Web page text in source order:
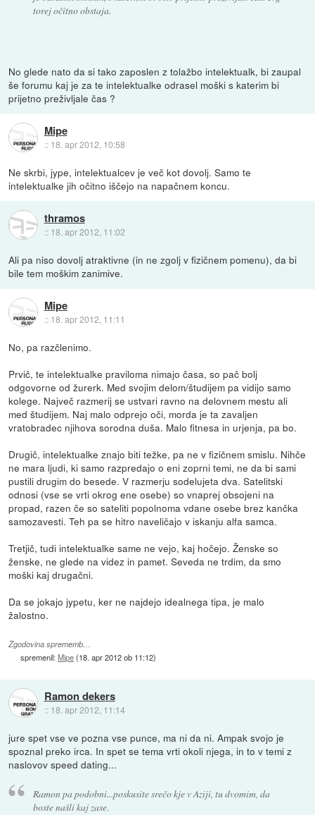
torej očitno obstaja.
No glede nato da si tako zaposlen z tolažbo intelektualk, bi zaupal
še forumu kaj je za te intelektualke odrasel moški s katerim bi
prijetno preživljale čas ?
Mipe
:: 18. apr 2012, 10:58
Ne skrbi, jype, intelektualcev je več kot dovolj. Samo te
intelektualke jih očitno iščejo na napačnem koncu.
thramos
:: 18. apr 2012, 11:02
Ali pa niso dovolj atraktivne (in ne zgolj v fizičnem pomenu), da bi
bile tem moškim zanimive.
Mipe
:: 18. apr 2012, 11:11
No, pa razčlenimo.
Prvič, te intelektualke praviloma nimajo časa, so pač bolj
odgovorne od žurerk. Med svojim delom/študijem pa vidijo samo
kolege. Največ razmerij se ustvari ravno na delovnem mestu ali
med študijem. Naj malo odprejo oči, morda je ta zavaljen
vratobradec njihova sorodna duša. Malo fitnesa in urjenja, pa bo.
Drugič, intelektualke znajo biti težke, pa ne v fizičnem smislu. Nihče
ne mara ljudi, ki samo razpredajo o eni zoprni temi, ne da bi sami
pustili drugim do besede. V razmerju sodelujeta dva. Satelitski
odnosi (vse se vrti okrog ene osebe) so vnaprej obsojeni na
propad, razen če so sateliti popolnoma vdane osebe brez kančka
samozavesti. Teh pa se hitro naveličajo v iskanju alfa samca.
Tretjič, tudi intelektualke same ne vejo, kaj hočejo. Ženske so
ženske, ne glede na videz in pamet. Seveda ne trdim, da smo
moški kaj drugačni.
Da se jokajo jypetu, ker ne najdejo idealnega tipa, je malo
žalostno.
Zgodovina sprememb…
spremenil:Mipe(18. apr 2012 ob 11:12)
Ramon dekers
:: 18. apr 2012, 11:14
jure spet vse ve pozna vse punce, ma ni da ni. Ampak svojo je
spoznal preko irca. In spet se tema vrti okoli njega, in to v temi z
naslovov speed dating...
Ramon pa podobni...poskusite srečo kje v Aziji, tu dvomim, da
boste našli kaj zase.